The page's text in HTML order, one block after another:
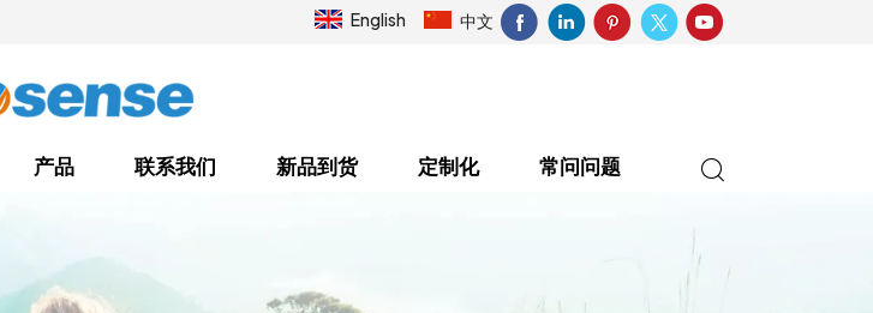
English 中文
产品 联系我们 新品到货 定制化 常问问题